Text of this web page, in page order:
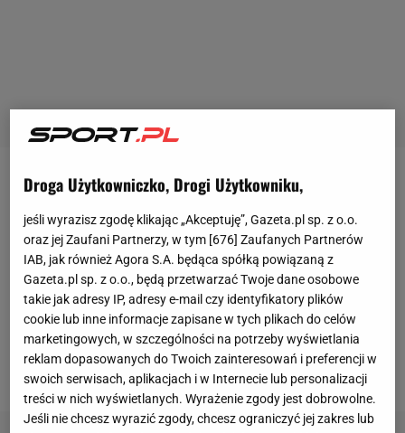
Kylian Mbappe ma trudny czas wRealu Madryt
Najpierw brutalnie sfaulował zawodnika Deportivo
Alaves, za co otrzymał czerwoną kartkę. Następnie
Królewscy polegli z Arsenalem i odpadli zLigi
Mistrzów. Sam Francuz nie dokończył tego
spotkania, gdyż doznał kontuzji. Napastnik schodził
z murawy przy akompaniamencie okrzyków
niezadowolonychkibiców.
Droga Użytkowniczko, Drogi Użytkowniku,
jeśli wyrazisz zgodę klikając „Akceptuję”, Gazeta.pl sp. z o.o.
oraz jej Zaufani Partnerzy, w tym [676] Zaufanych Partnerów
IAB, jak również Agora S.A. będąca spółką powiązaną z
Gazeta.pl sp. z o.o., będą przetwarzać Twoje dane osobowe
takie jak adresy IP, adresy e-mail czy identyfikatory plików
cookie lub inne informacje zapisane w tych plikach do celów
marketingowych, w szczególności na potrzeby wyświetlania
reklam dopasowanych do Twoich zainteresowań i preferencji w
swoich serwisach, aplikacjach i w Internecie lub personalizacji
treści w nich wyświetlanych. Wyrażenie zgody jest dobrowolne.
Jeśli nie chcesz wyrazić zgody, chcesz ograniczyć jej zakres lub